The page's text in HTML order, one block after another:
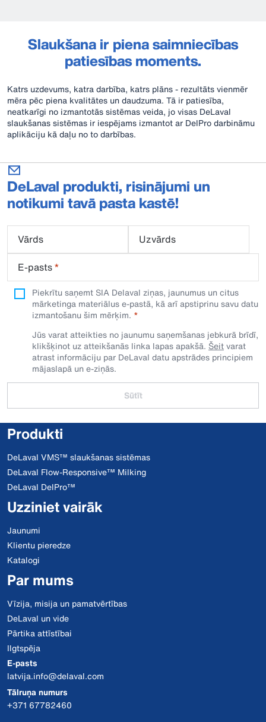
Slaukšana ir piena saimniecības
patiesības moments.
Katrs uzdevums, katra darbība, katrs plāns - rezultāts vienmēr
mēra pēc piena kvalitātes un daudzuma. Tā ir patiesība,
neatkarīgi no izmantotās sistēmas veida, jo visas DeLaval
slaukšanas sistēmas ir iespējams izmantot ar DelPro darbināmu
aplikāciju kā daļu no to darbības.
DeLaval produkti, risinājumi un
notikumi tavā pasta kastē!
Vārds
Uzvārds
E-pasts*
Piekrītu saņemt SIA Delaval ziņas, jaunumus un citus
mārketinga materiālus e-pastā, kā arī apstiprinu savu datu
izmantošanu šim mērķim.
Jūs varat atteikties no jaunumu saņemšanas jebkurā brīdī,
klikšķinot uz atteikšanās linka lapas apakšā. Šeitvarat
atrast informāciju par DeLaval datu apstrādes principiem
mājaslapā un e-ziņās.
Sūtīt
Produkti
DeLaval VMS™ slaukšanas sistēmas
DeLaval Flow-Responsive™ Milking
DeLaval DelPro™
Uzziniet vairāk
Jaunumi
Klientu pieredze
Katalogi
Par mums
Vīzija, misija un pamatvērtības
DeLaval un vide
Pārtika attīstībai
Ilgtspēja
E-pasts
latvija.info@delaval.com
Tālruņa numurs
+371 67782460